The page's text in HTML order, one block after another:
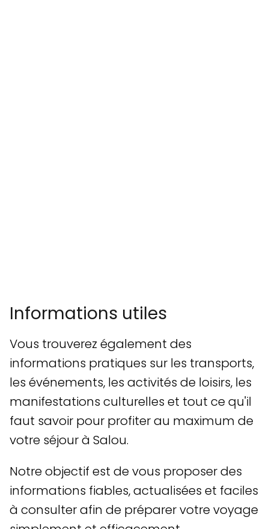
Informations utiles
Vous trouverez également des
informations pratiques sur les transports,
les événements, les activités de loisirs, les
manifestations culturelles et tout ce qu'il
faut savoir pour profiter au maximum de
votre séjour à Salou.
Notre objectif est de vous proposer des
informations fiables, actualisées et faciles
à consulter afin de préparer votre voyage